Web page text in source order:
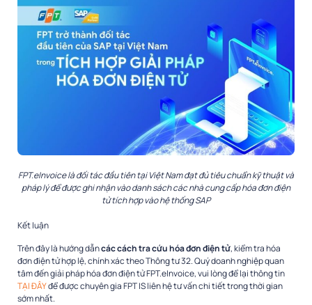
FPT.eInvoice là đối tác đầu tiên tại Việt Nam đạt đủ tiêu chuẩn kỹ thuật và
pháp lý để được ghi nhận vào danh sách các nhà cung cấp hóa đơn điện
tử tích hợp vào hệ thống SAP
Kết luận
Trên đây là hướng dẫncác cách tra cứu hóa đơn điện tử, kiểm tra hóa
đơn điện tử hợp lệ, chính xác theo Thông tư 32. Quý doanh nghiệp quan
tâm đến giải pháp hóa đơn điện tử FPT.eInvoice, vui lòng để lại thông tin
TẠI ĐÂYđể được chuyên gia FPT IS liên hệ tư vấn chi tiết trong thời gian
sớm nhất.